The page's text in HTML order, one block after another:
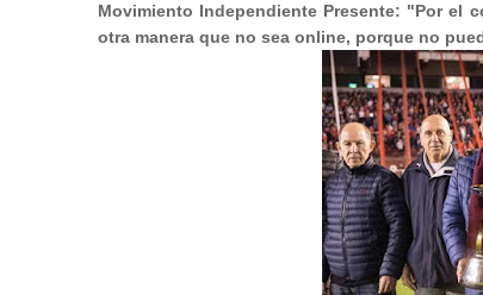
Movimiento Independiente Presente: "Por el
otra manera que no sea online, porque no